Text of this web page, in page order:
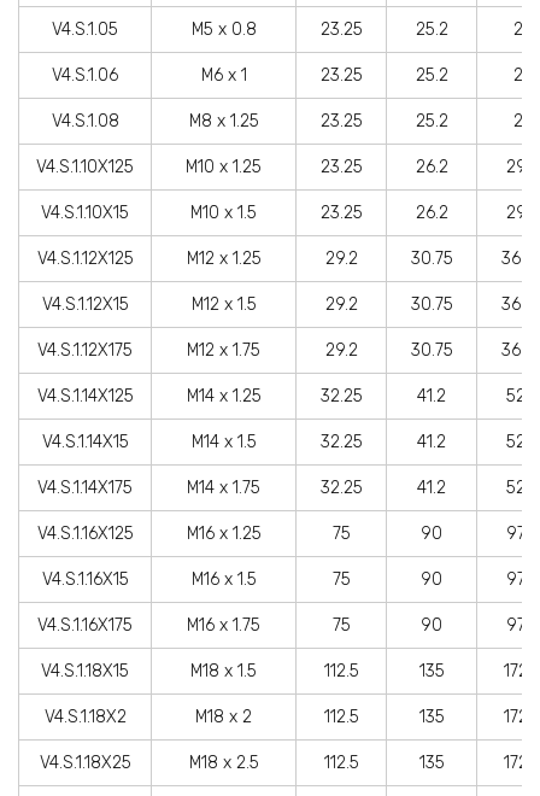
V4.S.1.05 M5 x 0.8 23.25 25.2 27
V4.S.1.06 M6 x 1 23.25 25.2 27
V4.S.1.08 M8 x 1.25 23.25 25.2 27
V4.S.1.10X125 M10 x 1.25 23.25 26.2 29.2
V4.S.1.10X15 M10 x 1.5 23.25 26.2 29.2
V4.S.1.12X125 М12 х 1.25 29.2 30.75
V4.S.1.12X15 М12 х 1.5 29.2 30.75
V4.S.1.12X175 М12 х 1.75 29.2 30.75
V4.S.1.14X125 M14 x 1.25 32.25 41.2 52.5
V4.S.1.14X15 M14 x 1.5 32.25 41.2 52.5
V4.S.1.14X175 M14 x 1.75 32.25 41.2 52.5
V4.S.1.16X125 M16 x 1.25 75 90 97.5
V4.S.1.16X15 M16 x 1.5 75 90 97.5
V4.S.1.16X175 M16 x 1.75 75 90 97.5
V4.S.1.18X15 M18 x 1.5 112.5 135 172.5
V4.S.1.18X2 M18 x 2 112.5 135 172.5
V4.S.1.18X25 M18 x 2.5 112.5 135 172.5